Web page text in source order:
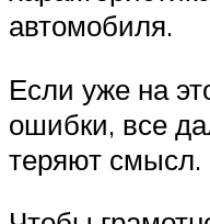
автомобиля.
Если уже на
ошибки, все
теряют смысл.